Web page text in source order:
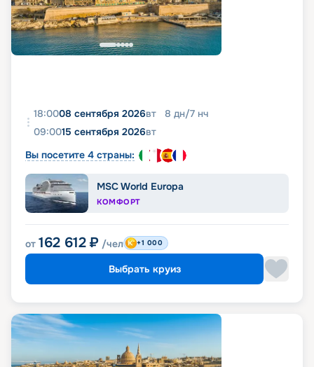
18:0008 сентября 2026вт 8 дн/7 нч
09:0015 сентября 2026вт
Вы посетите 4 страны:
MSC World Europa
КОМФОРТ
от 162 612 ₽ /чел +1 000
Выбрать круиз